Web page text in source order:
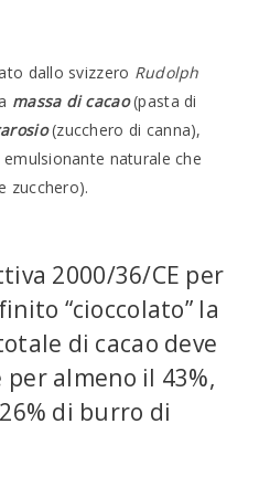
dallo svizzero Rudolph
massa di cacao(pasta di
(zucchero di canna),
emulsionante naturale che
zucchero).
2000/36/CE per
“cioccolato” la
di cacao deve
almeno il 43%,
di burro di